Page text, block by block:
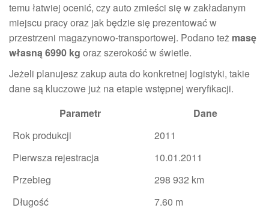
temu łatwiej ocenić, czy auto zmieści się w zakładanym
miejscu pracy oraz jak będzie się prezentować w
przestrzeni magazynowo-transportowej. Podano też masę
własną 6990 kg oraz szerokość w świetle.
Jeżeli planujesz zakup auta do konkretnej logistyki, takie
dane są kluczowe już na etapie wstępnej weryfikacji.
Parametr
Dane
Rok produkcji
2011
Pierwsza rejestracja
10.01.2011
Przebieg
298 932 km
Długość
7.60 m